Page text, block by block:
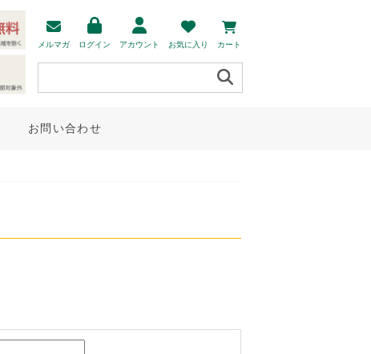
メルマガ ログイン アカウント お気に入り カート
お問い合わせ